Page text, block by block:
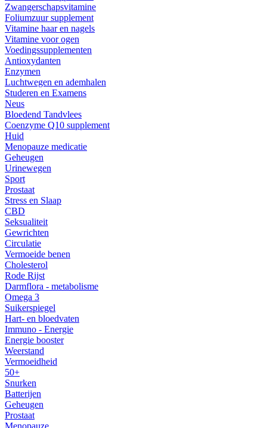
Zwangerschapsvitamine
Foliumzuur supplement
Vitamine haar en nagels
Vitamine voor ogen
Voedingssupplementen
Antioxydanten
Enzymen
Luchtwegen en ademhalen
Studeren en Examens
Neus
Bloedend Tandvlees
Coenzyme Q10 supplement
Huid
Menopauze medicatie
Geheugen
Urinewegen
Sport
Prostaat
Stress en Slaap
CBD
Seksualiteit
Gewrichten
Circulatie
Vermoeide benen
Cholesterol
Rode Rijst
Darmflora - metabolisme
Omega 3
Suikerspiegel
Hart- en bloedvaten
Immuno - Energie
Energie booster
Weerstand
Vermoeidheid
50+
Snurken
Batterijen
Geheugen
Prostaat
Menopauze